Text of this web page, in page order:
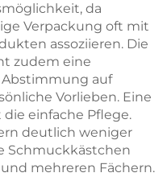
da
Verpackung oft mit
assoziieren. Die
zudem eine
auf
Vorlieben. Eine
einfache Pflege.
deutlich weniger
Schmuckkästchen
mehreren Fächern.